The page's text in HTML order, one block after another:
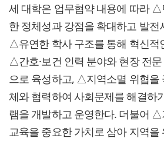
세 대학은 업무협약 내용에 따라
한 정체성과 강점을 확대하고 발전
△유연한 학사 구조를 통해 혁신적
△간호·보건 인력 분야와 현장 전
으로 육성하고, △지역소멸 위협을
체와 협력하여 사회문제를 해결하
램을 개발하고 운영한다. 더불어
교육을 중요한 가치로 삼아 지역을